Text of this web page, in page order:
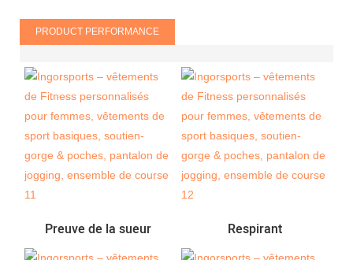
PRODUCT PERFORMANCE
Preuve de la sueur Respirant